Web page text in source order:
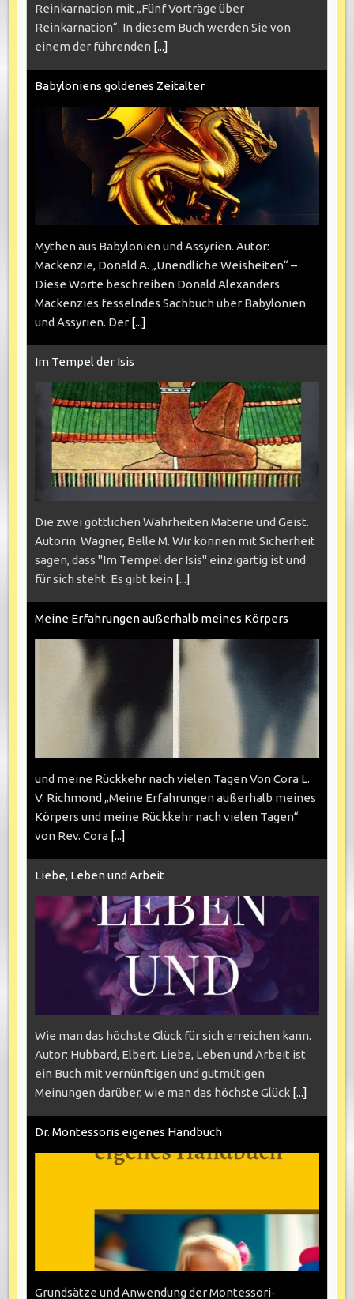
Reinkarnation mit „Fünf Vorträge über
Reinkarnation“. In diesem Buch werden Sie von
einem der führenden [...]
Babyloniens goldenes Zeitalter
Mythen aus Babylonien und Assyrien. Autor:
Mackenzie, Donald A. „Unendliche Weisheiten“ –
Diese Worte beschreiben Donald Alexanders
Mackenzies fesselndes Sachbuch über Babylonien
und Assyrien. Der [...]
Im Tempel der Isis
Die zwei göttlichen Wahrheiten Materie und Geist.
Autorin: Wagner, Belle M. Wir können mit Sicherheit
sagen, dass "Im Tempel der Isis" einzigartig ist und
für sich steht. Es gibt kein [...]
Meine Erfahrungen außerhalb meines Körpers
und meine Rückkehr nach vielen Tagen Von Cora L.
V. Richmond „Meine Erfahrungen außerhalb meines
Körpers und meine Rückkehr nach vielen Tagen“
von Rev. Cora [...]
Liebe, Leben und Arbeit
Wie man das höchste Glück für sich erreichen kann.
Autor: Hubbard, Elbert. Liebe, Leben und Arbeit ist
ein Buch mit vernünftigen und gutmütigen
Meinungen darüber, wie man das höchste Glück [...]
Dr. Montessoris eigenes Handbuch
Grundsätze und Anwendung der Montessori-